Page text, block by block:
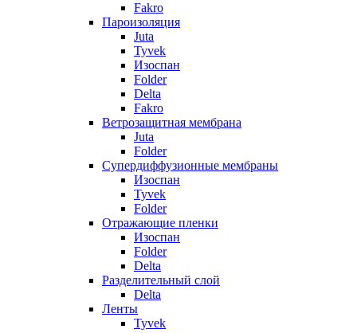
Fakro
Пароизоляция
Juta
Tyvek
Изоспан
Folder
Delta
Fakro
Ветрозащитная мембрана
Juta
Folder
Супердиффузионные мембраны
Изоспан
Tyvek
Folder
Отражающие пленки
Изоспан
Folder
Delta
Разделительный слой
Delta
Ленты
Tyvek